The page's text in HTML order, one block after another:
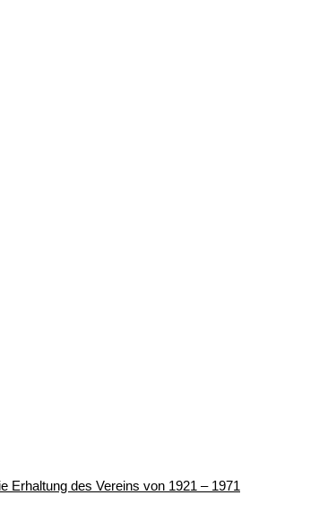
Erhaltung des Vereins von 1921 – 1971